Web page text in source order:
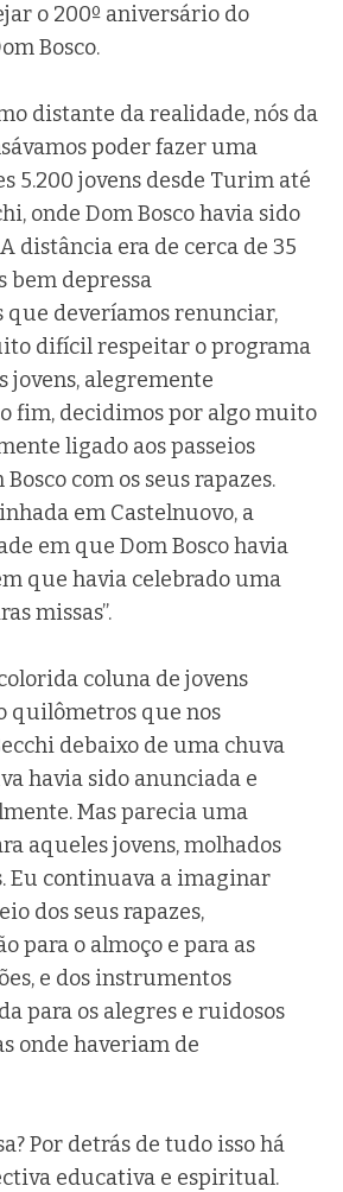
o 200º aniversário do
Bosco.
distante da realidade, nós da
poder fazer uma
5.200 jovens desde Turim até
onde Dom Bosco havia sido
distância era de cerca de 35
bem depressa
que deveríamos renunciar,
difícil respeitar o programa
jovens, alegremente
fim, decidimos por algo muito
ligado aos passeios
com os seus rapazes.
em Castelnuovo, a
em que Dom Bosco havia
que havia celebrado uma
missas”.
coluna de jovens
quilômetros que nos
debaixo de uma chuva
havia sido anunciada e
Mas parecia uma
aqueles jovens, molhados
Eu continuava a imaginar
dos seus rapazes,
para o almoço e para as
e dos instrumentos
para os alegres e ruidosos
onde haveriam de
Por detrás de tudo isso há
educativa e espiritual.